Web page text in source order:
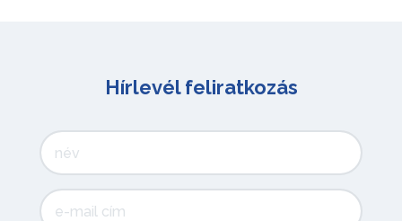
Hírlevél feliratkozás